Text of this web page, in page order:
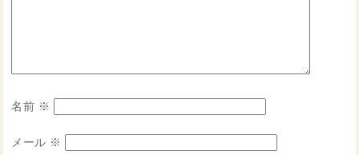
名前 ※
メール ※